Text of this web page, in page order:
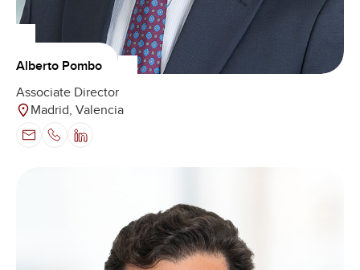
Alberto Pombo
Associate Director
Madrid, Valencia